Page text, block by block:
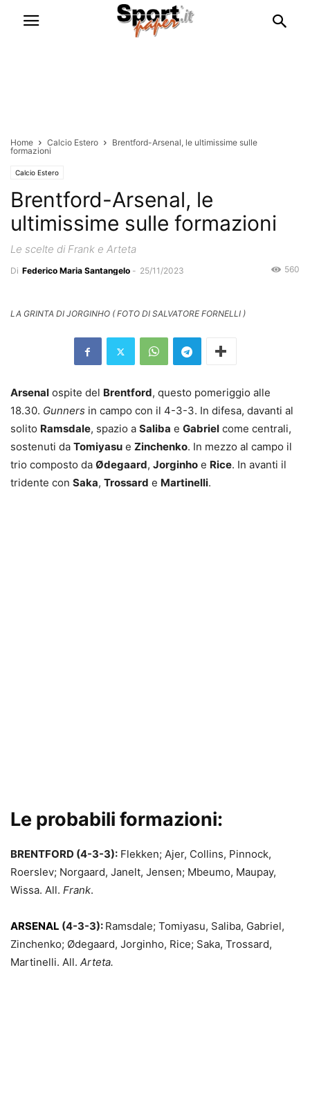
Home Calcio Estero
Brentford-Arsenal, le ultimissime sulle
formazioni
Calcio Estero
Brentford-Arsenal, le
ultimissime sulle formazioni
Le scelte di Frank e Arteta
Di Federico Maria Santangelo - 25/11/2023 560
LA GRINTA DI JORGINHO ( FOTO DI SALVATORE FORNELLI )
Arsenal ospite del Brentford, questo pomeriggio alle
18.30. Gunners in campo con il 4-3-3. In difesa, davanti al
solito Ramsdale, spazio a Saliba e Gabriel come centrali,
sostenuti da Tomiyasu e Zinchenko. In mezzo al campo il
trio composto da Ødegaard, Jorginho e Rice. In avanti il
tridente con Saka, Trossard e Martinelli.
Le probabili formazioni:
BRENTFORD (4-3-3): Flekken; Ajer, Collins, Pinnock,
Roerslev; Norgaard, Janelt, Jensen; Mbeumo, Maupay,
Wissa. All. Frank.
ARSENAL (4-3-3): Ramsdale; Tomiyasu, Saliba, Gabriel,
Zinchenko; Ødegaard, Jorginho, Rice; Saka, Trossard,
Martinelli. All. Arteta.